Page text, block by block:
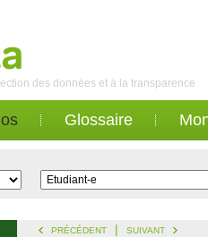
des données et à la transparence
Glossaire
PRÉCÉDENT | SUIVANT